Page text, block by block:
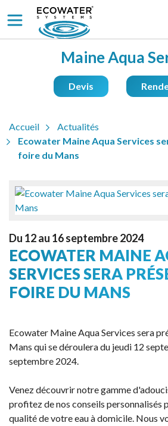
Maine Aqua
Devis
Accueil
Actualités
Ecowater Maine Aqua Services
foire du Mans
Du 12 au 16 septembre 2024
ECOWATER MAINE
SERVICES SERA
FOIRE DU MANS
Ecowater Maine Aqua Services sera
Mans qui se déroulera du jeudi 12
septembre 2024.
Venez découvrir notre gamme
profitez de nos conseils personnalisés
qualité de votre eau à domicile. Nous